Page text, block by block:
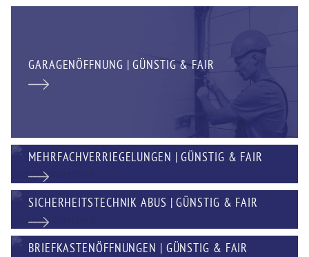
GARAGENÖFFNUNG | GÜNSTIG & FAIR
MEHRFACHVERRIEGELUNGEN | GÜNSTIG & FAIR
SICHERHEITSTECHNIK ABUS | GÜNSTIG & FAIR
BRIEFKASTENÖFFNUNGEN | GÜNSTIG & FAIR